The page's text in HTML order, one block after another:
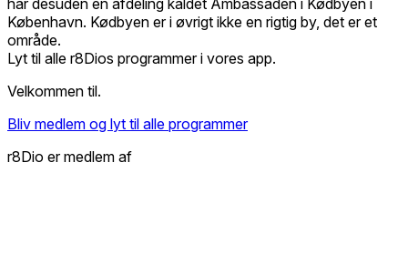
København. Kødbyen er i øvrigt ikke en rigtig by, det er et
område.
Lyt til alle r8Dios programmer i vores app.
Velkommen til.
Bliv medlem og lyt til alle programmer
r8Dio er medlem af